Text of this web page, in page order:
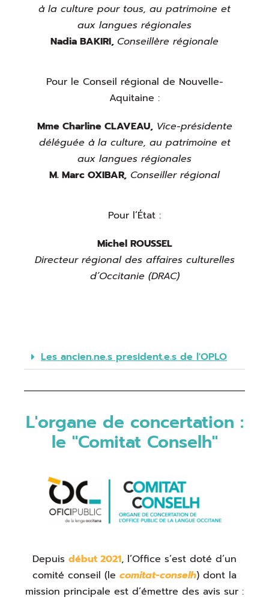
à la culture pour tous, au patrimoine et
aux langues régionales
Nadia BAKIRI, Conseillère régionale
Pour le Conseil régional de Nouvelle-
Aquitaine :
Mme Charline CLAVEAU, Vice-présidente
déléguée à la culture, au patrimoine et
aux langues régionales
M. Marc OXIBAR, Conseiller régional
Pour l’État :
Michel ROUSSEL
Directeur régional des affaires culturelles
d’Occitanie (DRAC)
Les ancien.ne.s president.e.s de l'OPLO
L'organe de concertation :
le "Comitat Conselh"
Depuis début 2021, l’Office s’est doté d’un
comité conseil (le comitat-conselh) dont la
mission principale est d’émettre des avis sur :